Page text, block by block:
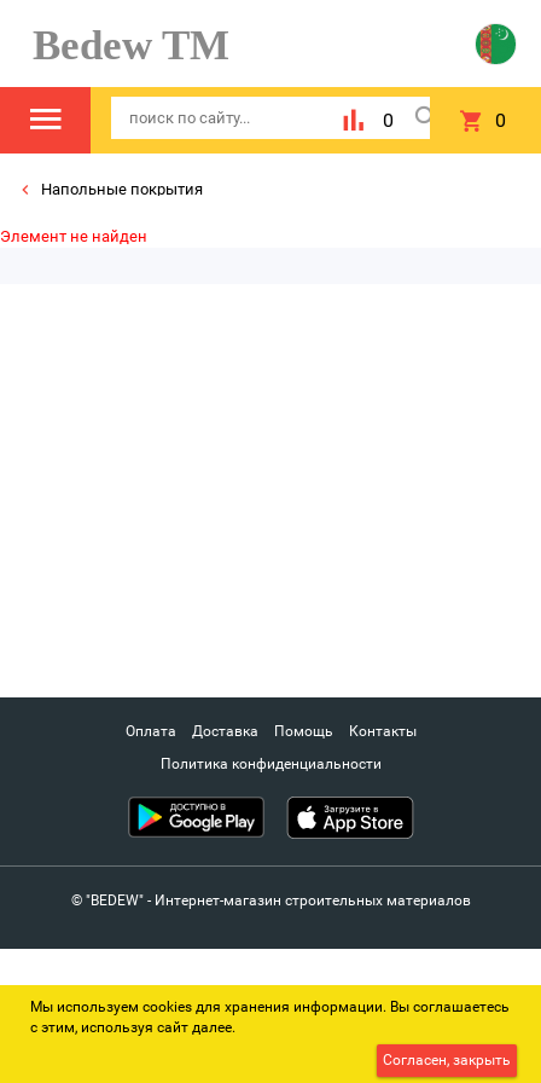
Bedew TM
0 0
Напольные покрытия
Элемент не найден
Оплата Доставка Помощь
Контакты
Политика конфиденциальности
© "BEDEW" - Интернет-магазин строительных материалов
Мы используем cookies для хранения информации. Вы соглашаетесь
с этим, используя сайт далее.
Согласен, закрыть